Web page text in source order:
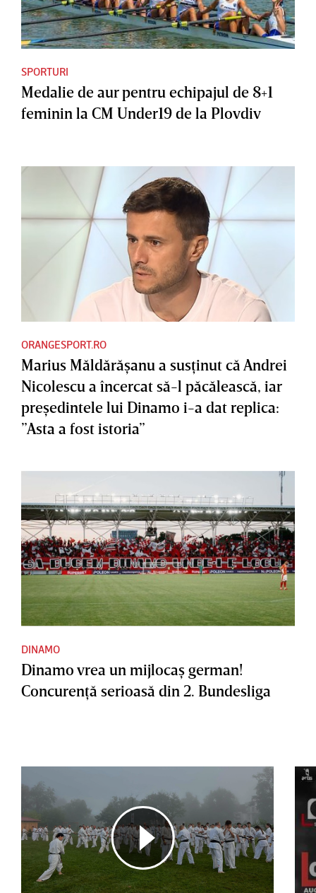
SPORTURI
Medalie de aur pentru echipajul de 8+1
feminin la CM Under19 de la Plovdiv
ORANGESPORT.RO
Marius Măldărăşanu a susţinut că Andrei
Nicolescu a încercat să-l păcălească, iar
preşedintele lui Dinamo i-a dat replica:
”Asta a fost istoria”
DINAMO
Dinamo vrea un mijlocaş german!
Concurenţă serioasă din 2. Bundesliga